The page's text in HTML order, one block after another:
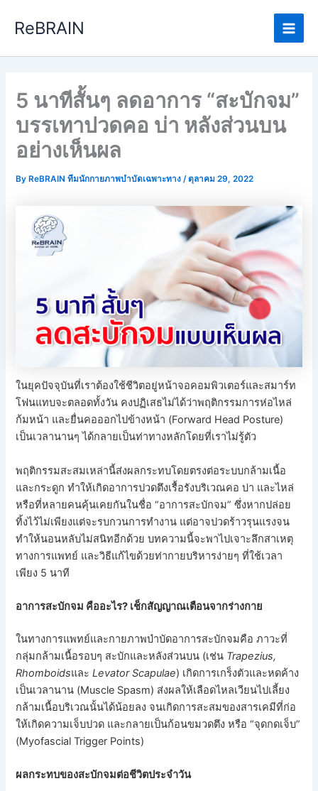
ReBRAIN
Main
5 นาทีสั้นๆ ลดอาการ “สะบักจม”
บรรเทาปวดคอ บ่า หลังส่วนบน
อย่างเห็นผล
ByReBRAIN ทีมนักกายภาพบำบัดเฉพาะทาง /ตุลาคม 29, 2022
ในยุคปัจจุบันที่เราต้องใช้ชีวิตอยู่หน้าจอคอมพิวเตอร์และสมาร์ท
โฟนแทบจะตลอดทั้งวัน คงปฏิเสธไม่ได้ว่าพฤติกรรมการห่อไหล่
ก้มหน้า และยื่นคอออกไปข้างหน้า (Forward Head Posture)
เป็นเวลานานๆ ได้กลายเป็นท่าทางหลักโดยที่เราไม่รู้ตัว
พฤติกรรมสะสมเหล่านี้ส่งผลกระทบโดยตรงต่อระบบกล้ามเนื้อ
และกระดูก ทำให้เกิดอาการปวดตึงเรื้อรังบริเวณคอ บ่า และไหล่
หรือที่หลายคนคุ้นเคยกันในชื่อ “อาการสะบักจม” ซึ่งหากปล่อย
ทิ้งไว้ไม่เพียงแต่จะรบกวนการทำงาน แต่อาจปวดร้าวรุนแรงจน
ทำให้นอนหลับไม่สนิทอีกด้วย บทความนี้จะพาไปเจาะลึกสาเหตุ
ทางการแพทย์ และวิธีแก้ไขด้วยท่ากายบริหารง่ายๆ ที่ใช้เวลา
เพียง 5 นาที
อาการสะบักจม คืออะไร? เช็กสัญญาณเตือนจากร่างกาย
ในทางการแพทย์และกายภาพบำบัดอาการสะบักจมคือ ภาวะที่
กลุ่มกล้ามเนื้อรอบๆ สะบักและหลังส่วนบน (เช่น Trapezius,
RhomboidsและLevator Scapulae) เกิดการเกร็งตัวและหดค้าง
เป็นเวลานาน (Muscle Spasm) ส่งผลให้เลือดไหลเวียนไปเลี้ยง
กล้ามเนื้อบริเวณนั้นได้น้อยลง จนเกิดการสะสมของสารเคมีที่ก่อ
ให้เกิดความเจ็บปวด และกลายเป็นก้อนขมวดตึง หรือ “จุดกดเจ็บ”
(Myofascial Trigger Points)
ผลกระทบของสะบักจมต่อชีวิตประจำวัน